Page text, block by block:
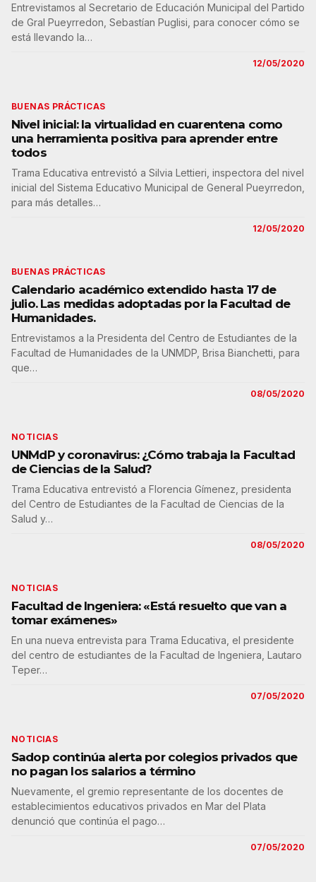
Entrevistamos al Secretario de Educación Municipal del Partido
de Gral Pueyrredon, Sebastían Puglisi, para conocer cómo se
está llevando la…
12/05/2020
BUENAS PRÁCTICAS
Nivel inicial: la virtualidad en cuarentena como
una herramienta positiva para aprender entre
todos
Trama Educativa entrevistó a Silvia Lettieri, inspectora del nivel
inicial del Sistema Educativo Municipal de General Pueyrredon,
para más detalles…
12/05/2020
BUENAS PRÁCTICAS
Calendario académico extendido hasta 17 de
julio. Las medidas adoptadas por la Facultad de
Humanidades.
Entrevistamos a la Presidenta del Centro de Estudiantes de la
Facultad de Humanidades de la UNMDP, Brisa Bianchetti, para
que…
08/05/2020
NOTICIAS
UNMdP y coronavirus: ¿Cómo trabaja la Facultad
de Ciencias de la Salud?
Trama Educativa entrevistó a Florencia Gímenez, presidenta
del Centro de Estudiantes de la Facultad de Ciencias de la
Salud y…
08/05/2020
NOTICIAS
Facultad de Ingeniera: «Está resuelto que van a
tomar exámenes»
En una nueva entrevista para Trama Educativa, el presidente
del centro de estudiantes de la Facultad de Ingeniera, Lautaro
Teper…
07/05/2020
NOTICIAS
Sadop continúa alerta por colegios privados que
no pagan los salarios a término
Nuevamente, el gremio representante de los docentes de
establecimientos educativos privados en Mar del Plata
denunció que continúa el pago…
07/05/2020